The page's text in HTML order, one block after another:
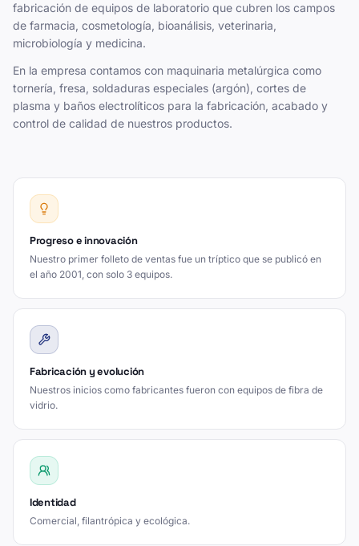
fabricación de equipos de laboratorio que cubren los campos
de farmacia, cosmetología, bioanálisis, veterinaria,
microbiología y medicina.
En la empresa contamos con maquinaria metalúrgica como
tornería, fresa, soldaduras especiales (argón), cortes de
plasma y baños electrolíticos para la fabricación, acabado y
control de calidad de nuestros productos.
Progreso e innovación
Nuestro primer folleto de ventas fue un tríptico que se publicó en
el año 2001, con solo 3 equipos.
Fabricación y evolución
Nuestros inicios como fabricantes fueron con equipos de fibra de
vidrio.
Identidad
Comercial, filantrópica y ecológica.